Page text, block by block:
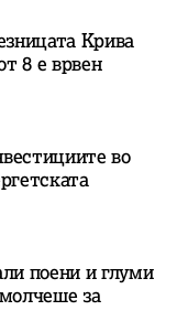
Крива
8 е врвен
во
поени и глуми
за